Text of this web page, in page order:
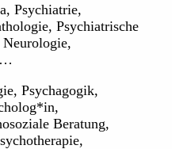
Psychiatrie,
Psychiatrische
Psychagogik,
Beratung,